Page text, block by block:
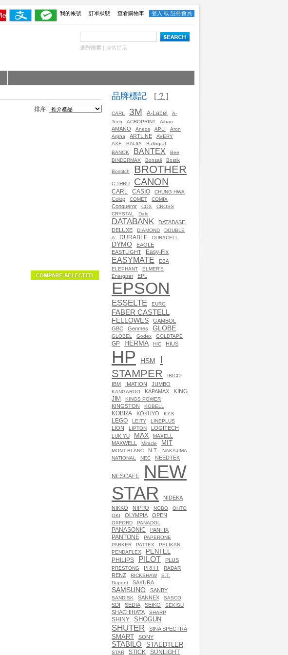
我的帳號 訂單狀態 查看購物車 登入 或 註冊會員
進階搜索 | 搜索提示
排序:
品牌標記 [？]
CARL 3M A-Label
A-
Tech
ACROPRINT Aihao
AMANO Aneos APLI
Aron
Arpha
ARTLINE
AVERY
AXE
BAIJIA
Ballograf
BANOK
BANTEX
Bee
BINDERMAX
Bonsaii Bostik
Bostitch BROTHER
C-THRU CANON
CARL CASIO CHUNG HWA
Colop COMET COMIX
Conqueror COX
CROSS
CRYSTAL
Dalo
DATABANK
DATABASE
DELUXE
DIAMOND
DOUBLE
A
DURABLE DURACELL
DYMO
EAGLE
EASTLIGHT
Easy-Fix
EASYMATE
EBA
ELEPHANT
ELMER'S
Energizer
EPL
EPSON
ESSELTE EURO
FABER CASTELL
FELLOWES
GAMBOL
GBC
Genmes GLOBE
GLOBEL Godex GOLDTAPE
GP HERMA HIC HIUS
HP HSM
I
STAMPER
IBICO
IBM IMATION JUMBO
KANGAROO KAPAMAX
KING
JIM
KINGS POWER
KINGSTON KOBELL
KOBRA KOKUYO KYS
LEGO LEITY LINEPLUS
LION LIPTON LOGITECH
LUK YU MAX MAXELL
MAXWELL Miracle MIT
MONT BLANC N.T.
NAKAJIMA
NATIONAL
NEC NEEDTEK
NESCAFE
NEW
STAR
NIDEKA
NIKKO
NIPPO NOBO
OHTO
OKI
OLYMPIA OPEN
OXFORD PANADOL
PANASONIC PANFIX
PANTONE
PAPERONE
PARKER
PATTEX
PELIKAN
PENDAFLEX
PENTEL
PHILIPS PILOT PLUS
PRESTONG PRITT RADAR
RENZ RICKSHAW
S.T.
Dupont
SAKURA
SAMSUNG SANBY
SANDISK SANNEX SASCO
SDI SEDIA SEIKO SEKISU
SHACHIHATA SHARP
SHINY SHOGUN
SHUTER SINA SPECTRA
SMART SONY
STABILO STAEDTLER
STAR STICK SUNLIGHT